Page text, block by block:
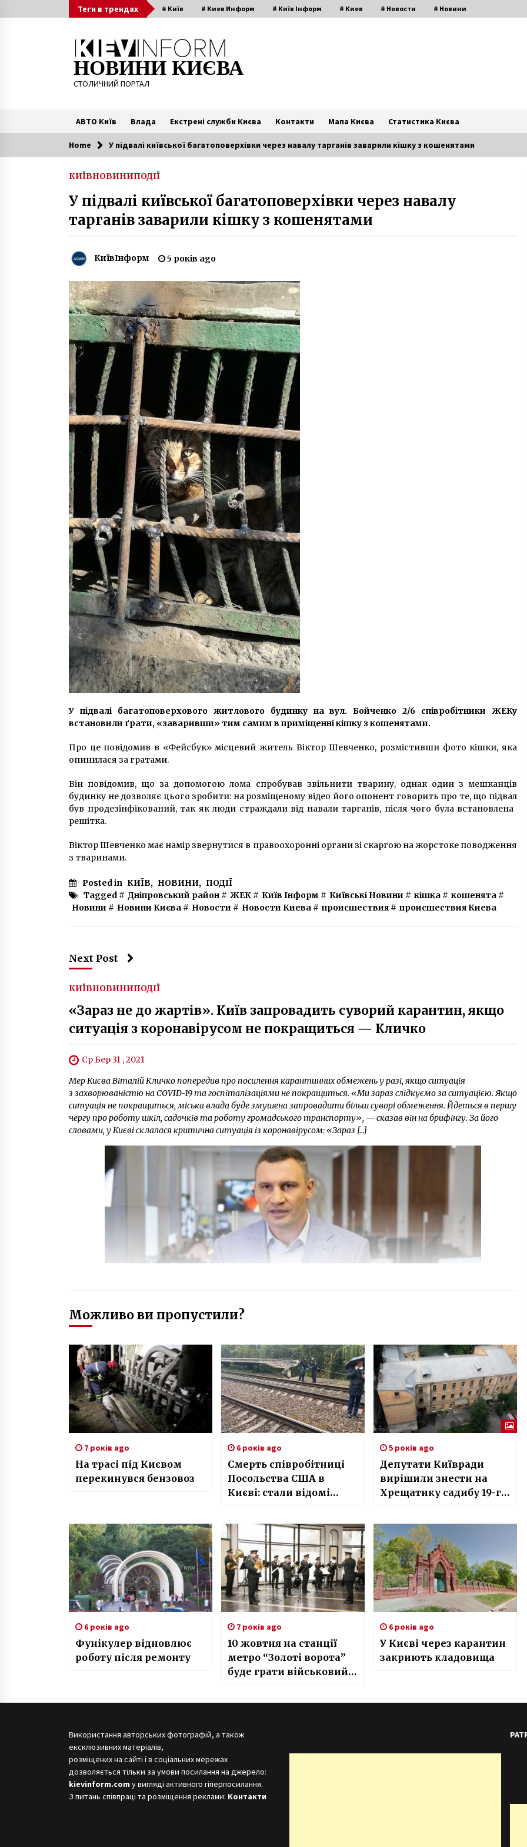
to
Теги в трендах # Київ # Киев Информ # Київ Інформ # Киев # Новости # Новини
НОВИНИ КИЄВА
СТОЛИЧНИЙ ПОРТАЛ
АВТО Київ Влада Екстрені служби Києва Контакти Мапа Києва Статистика Києва
Читають зараз
коронавірус: два тести дали
протилежний результат
6 років ago
дочку блогерки заради викупу
6 років ago
5 років ago
КГГА утвердила строительство
сквера имени Павла Шеремета в
центре Киева
8 років ago
Столичним кав’ярням дозволили
працювати на винос
6 років ago
Home У підвалі київської багатоповерхівки через навалу тарганів заварили кішку з кошенятами
КИЇВНОВИНИПОДІЇ
У підвалі київської багатоповерхівки через навалу
тарганів заварили кішку з кошенятами
КиївІнформ 5 років ago
У підвалі багатоповерхового житлового будинку на вул. Бойченко 2/6 співробітники ЖЕКу
встановили ґрати, «заваривши» тим самим в приміщенні кішку з кошенятами.
Про це повідомив в «Фейсбук» місцевий житель Віктор Шевченко, розмістивши фото кішки, яка
опинилася за гратами.
Він повідомив, що за допомогою лома спробував звільнити тварину, однак один з мешканців
будинку не дозволяє цього зробити: на розміщеному відео його опонент говорить про те, що підвал
був продезінфікований, так як люди страждали від навали тарганів, після чого була встановлена ​​
решітка.
Віктор Шевченко має намір звернутися в правоохоронні органи зі скаргою на жорстоке поводження
з тваринами.
Posted in КИЇВ, НОВИНИ, ПОДІЇ
Tagged # Дніпровський район # ЖЕК # Київ Інформ # Київські Новини # кішка # кошенята #
Новини # Новини Києва # Новости # Новости Киева # происшествия # происшествия Киева
Next Post
КИЇВНОВИНИПОДІЇ
«Зараз не до жартів». Київ запровадить суворий карантин, якщо
ситуація з коронавірусом не покращиться — Кличко
Ср Бер 31 , 2021
Мер Києва Віталій Кличко попередив про посилення карантинних обмежень у разі, якщо ситуація
з захворюваністю на COVID-19 та госпіталізаціями не покращиться. «Ми зараз слідкуємо за ситуацією. Якщо
ситуація не покращиться, міська влада буде змушена запровадити більш суворі обмеження. Йдеться в першу
чергу про роботу шкіл, садочків та роботу громадського транспорту», — сказав він на брифінгу. За його
словами, у Києві склалася критична ситуація із коронавірусом: «Зараз […]
Можливо ви пропустили?
7 років ago
На трасі під Києвом
перекинувся бензовоз
6 років ago
Смерть співробітниці
Посольства США в
Києві: стали відомі
5 років ago
Депутати Київради
вирішили знести на
Хрещатику садибу 19-го
6 років ago
Фунікулер відновлює
роботу після ремонту
7 років ago
10 жовтня на станції
метро “Золоті ворота”
буде грати військовий
6 років ago
У Києві через карантин
закриють кладовища
Використання авторських фотографій, а також
ексклюзивних матеріалів,
розміщених на сайті і в соціальних мережах
дозволяється тільки за умови посилання на джерело:
kievinform.com у вигляді активного гіперпосилання.
З питань співпраці та розміщення реклами: Контакти